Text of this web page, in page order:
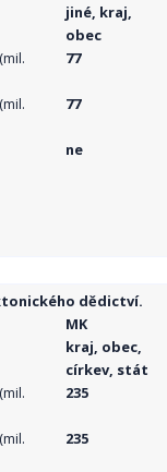
jiné, kraj,
obec
77
77
ne
dědictví.
MK
kraj, obec,
církev, stát
235
235